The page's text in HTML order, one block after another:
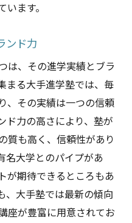
ます。
ンド力
は、その進学実績とブラ
まる大手進学塾では、毎
、その実績は一つの信頼
ド力の高さにより、塾が
質も高く、信頼性があり
名大学とのパイプがあ
が期待できるところもあ
、大手塾では最新の傾向
座が豊富に用意されてお